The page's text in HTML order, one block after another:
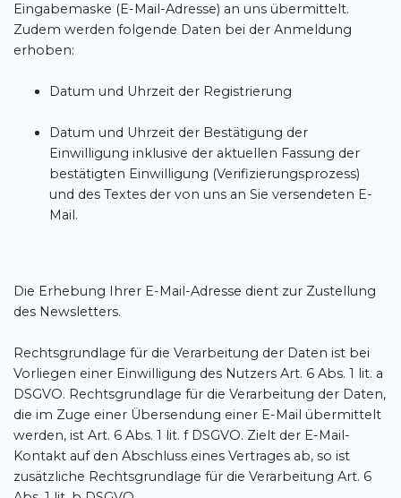
Eingabemaske (E-Mail-Adresse) an uns übermittelt.
Zudem werden folgende Daten bei der Anmeldung
erhoben:
Datum und Uhrzeit der Registrierung
Datum und Uhrzeit der Bestätigung der
Einwilligung inklusive der aktuellen Fassung der
bestätigten Einwilligung (Verifizierungsprozess)
und des Textes der von uns an Sie versendeten E-
Mail.
Die Erhebung Ihrer E-Mail-Adresse dient zur Zustellung
des Newsletters.
Rechtsgrundlage für die Verarbeitung der Daten ist bei
Vorliegen einer Einwilligung des Nutzers Art. 6 Abs. 1 lit. a
DSGVO. Rechtsgrundlage für die Verarbeitung der Daten,
die im Zuge einer Übersendung einer E-Mail übermittelt
werden, ist Art. 6 Abs. 1 lit. f DSGVO. Zielt der E-Mail-
Kontakt auf den Abschluss eines Vertrages ab, so ist
zusätzliche Rechtsgrundlage für die Verarbeitung Art. 6